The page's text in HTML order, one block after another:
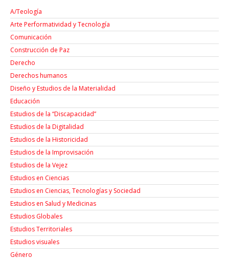
A/Teología
Arte Performatividad y Tecnología
Comunicación
Construcción de Paz
Derecho
Derechos humanos
Diseño y Estudios de la Materialidad
Educación
Estudios de la “Discapacidad”
Estudios de la Digitalidad
Estudios de la Historicidad
Estudios de la Improvisación
Estudios de la Vejez
Estudios en Ciencias
Estudios en Ciencias, Tecnologías y Sociedad
Estudios en Salud y Medicinas
Estudios Globales
Estudios Territoriales
Estudios visuales
Género